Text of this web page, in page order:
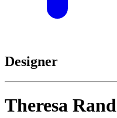
Designer
Theresa Rand